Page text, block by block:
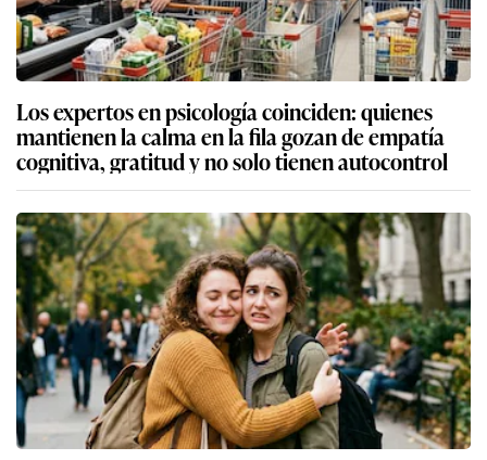
Los expertos en psicología coinciden: quienes
mantienen la calma en la fila gozan de empatía
cognitiva, gratitud y no solo tienen autocontrol